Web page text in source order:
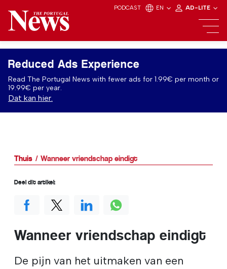
PODCAST EN AD-LITE
Reduced Ads Experience
Read The Portugal News with fewer ads for 1.99€ per month or
19.99€ per year.
Dat kan hier.
Thuis Wanneer vriendschap eindigt
Wanneer vriendschap eindigt
De pijn van het uitmaken van een
Deel dit artikel: